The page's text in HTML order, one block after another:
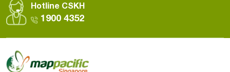
Hotline CSKH
1900 4352